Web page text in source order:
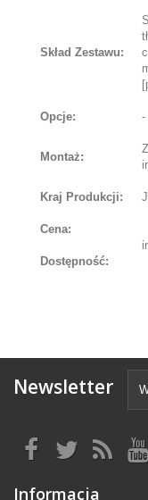
Skład Zestawu:
Opcje: -
Montaż:
Kraj Produkcji:
Cena:
Dostępność:
Newsletter
Informacja